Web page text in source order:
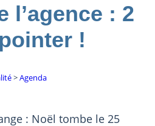
l’agence : 2
!
> Agenda
: Noël tombe le 25